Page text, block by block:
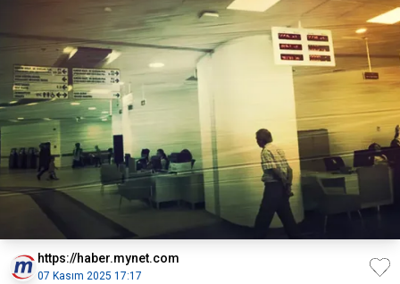
https://haber.mynet.com
07 Kasım 2025 17:17